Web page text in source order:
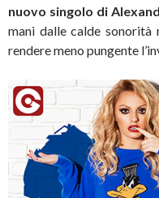
nuovo singolo di
mani dalle calde sonorità
rendere meno pungente